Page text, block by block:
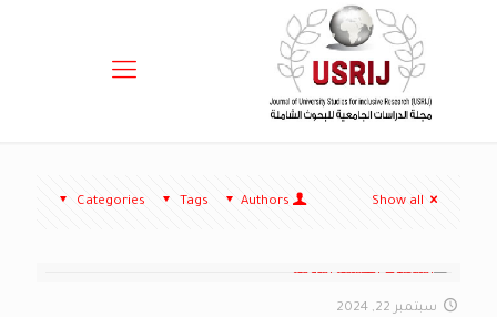
Categories Tags Authors Show all
سبتمبر 22, 2024